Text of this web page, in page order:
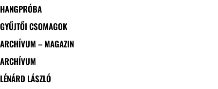
HANGPRÓBA
GYŰJTŐI CSOMAGOK
ARCHÍVUM – MAGAZIN
ARCHÍVUM
LÉNÁRD LÁSZLÓ